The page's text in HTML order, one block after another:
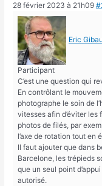
28 février 2023 à 21h09
Eric
Participant
C’est une question qui
En contrôlant le
photographe le soin de
vitesses afin d’éviter les
photos de filés, par
l’axe de rotation tout en
Il faut ajouter que dans
Barcelone, les trépieds
que un seul point
autorisé.